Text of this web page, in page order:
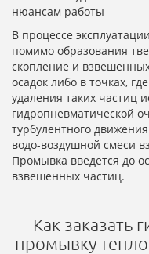
нюансам работы
В процессе
помимо образования
скопление и
осадок либо в точках,
удаления таких частиц
гидропневматической
турбулентного
водо-воздушной смеси
Промывка введется до
взвешенных частиц.
Как заказать
промывку